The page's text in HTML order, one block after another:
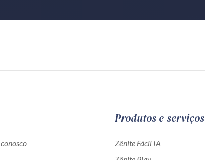
Produtos e serviços
Zênite Fácil IA